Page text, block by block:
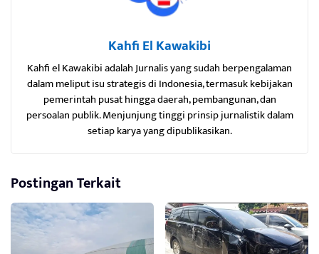
Kahfi El Kawakibi
Kahfi el Kawakibi adalah Jurnalis yang sudah berpengalaman
dalam meliput isu strategis di Indonesia, termasuk kebijakan
pemerintah pusat hingga daerah, pembangunan, dan
persoalan publik. Menjunjung tinggi prinsip jurnalistik dalam
setiap karya yang dipublikasikan.
Postingan Terkait